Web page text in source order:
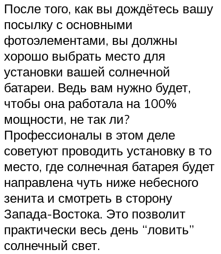
После того, как вы дождётесь вашу
посылку с основными
фотоэлементами, вы должны
хорошо выбрать место для
установки вашей солнечной
батареи. Ведь вам нужно будет,
чтобы она работала на 100%
мощности, не так ли?
Профессионалы в этом деле
советуют проводить установку в то
место, где солнечная батарея будет
направлена чуть ниже небесного
зенита и смотреть в сторону
Запада-Востока. Это позволит
практически весь день “ловить”
солнечный свет.